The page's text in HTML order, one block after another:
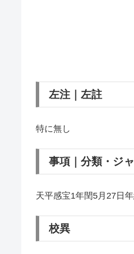
左注｜左註
特に無し
事項｜分類・ジ
天平感宝1年閏5月27日
校異